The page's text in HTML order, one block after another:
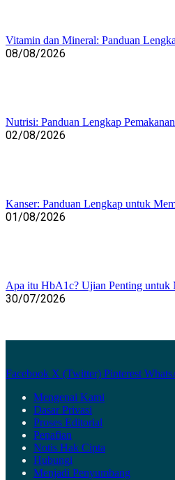
Vitamin dan Mineral: Panduan
08/08/2026
Nutrisi: Panduan Lengkap
02/08/2026
Kanser: Panduan Lengkap untuk
01/08/2026
Apa itu HbA1c? Ujian Penting untuk
30/07/2026
Facebook X (Twitter) Pinterest
Mengenai Kami
Dasar Privasi
Proses Editorial
Penafian
Notis Hak Cipta
Hubungi
Menjadi Penyumbang